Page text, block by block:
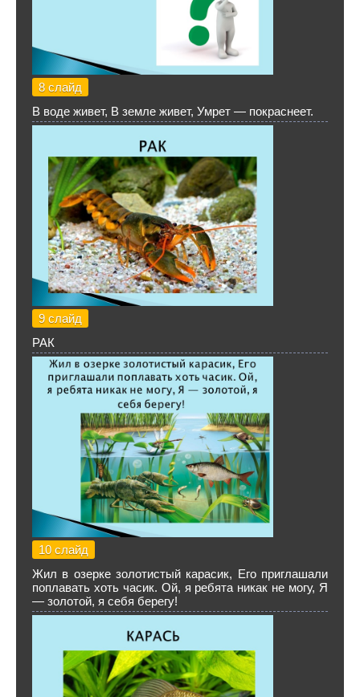
8 слайд
В воде живет, В земле живет, Умрет — покраснеет.
9 слайд
РАК
10 слайд
Жил в озерке золотистый карасик, Его приглашали
поплавать хоть часик. Ой, я ребята никак не могу, Я
— золотой, я себя берегу!